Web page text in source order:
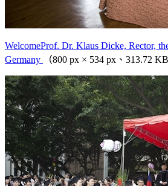
WelcomeProf. Dr. Klaus Dicke, Rector,
Germany
（800 px × 534 px、313.72 KB